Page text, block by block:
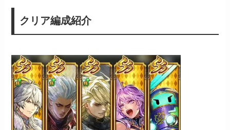
クリア編成紹介